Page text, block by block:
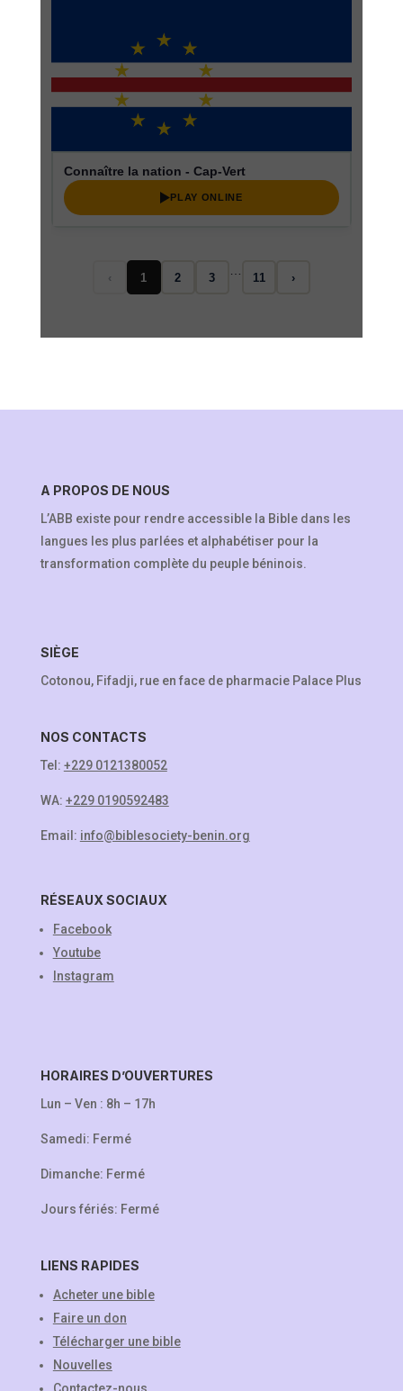
Connaître la nation - Cap-Vert
PLAY ONLINE
‹ 1 2 3 11 ›
A PROPOS DE NOUS
L’ABB existe pour rendre accessible la Bible dans les
langues les plus parlées et alphabétiser pour la
transformation complète du peuple béninois.
SIÈGE
Cotonou, Fifadji, rue en face de pharmacie Palace Plus
NOS CONTACTS
Tel: +229 0121380052
WA: +229 0190592483
Email: info@biblesociety-benin.org
RÉSEAUX SOCIAUX
Facebook
Youtube
Instagram
HORAIRES D’OUVERTURES
Lun – Ven : 8h – 17h
Samedi: Fermé
Dimanche: Fermé
Jours fériés: Fermé
LIENS RAPIDES
Acheter une bible
Faire un don
Télécharger une bible
Nouvelles